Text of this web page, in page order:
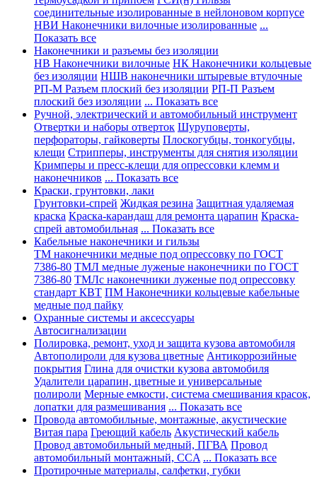
соединительные изолированные в нейлоновом корпусе
НВИ Наконечники вилочные изолированные ...
Показать все
Наконечники и разъемы без изоляции
НВ Наконечники вилочные НК Наконечники кольцевые
без изоляции НШВ наконечники штыревые втулочные
РП-М Разъем плоский без изоляции РП-П Разъем
плоский без изоляции ... Показать все
Ручной, электрический и автомобильный инструмент
Отвертки и наборы отверток Шуруповерты,
перфораторы, гайковерты Плоскогубцы, тонкогубцы,
клещи Стрипперы, инструменты для снятия изоляции
Кримперы и пресс-клещи для опрессовки клемм и
наконечников ... Показать все
Краски, грунтовки, лаки
Грунтовки-спрей Жидкая резина Защитная удаляемая
краска Краска-карандаш для ремонта царапин Краска-
спрей автомобильная ... Показать все
Кабельные наконечники и гильзы
ТМ наконечники медные под опрессовку по ГОСТ
7386-80 ТМЛ медные луженые наконечники по ГОСТ
7386-80 ТМЛс наконечники луженые под опрессовку
стандарт КВТ ПМ Наконечники кольцевые кабельные
медные под пайку
Охранные системы и аксессуары
Автосигнализации
Полировка, ремонт, уход и защита кузова автомобиля
Автополироли для кузова цветные Антикоррозийные
покрытия Глина для очистки кузова автомобиля
Удалители царапин, цветные и универсальные
полироли Мерные емкости, система смешивания красок,
лопатки для размешивания ... Показать все
Провода автомобильные, монтажные, акустические
Витая пара Греющий кабель Акустический кабель
Провод автомобильный медный, ПГВА Провод
автомобильный монтажный, CCA ... Показать все
Протирочные материалы, салфетки, губки